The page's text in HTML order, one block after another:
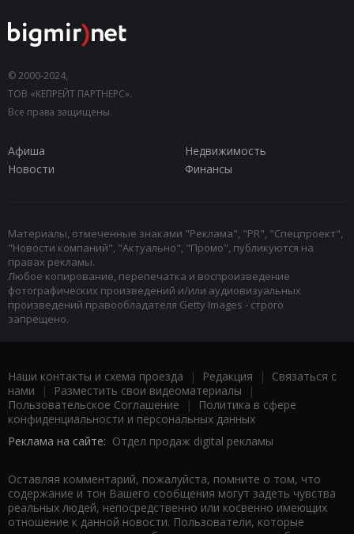
© 2000-2024,
ТОВ «КЕПРЕЙТ ПАРТНЕРС».
Все права защищены.
Афиша
Недвижимость
Новости
Финансы
Материалы, отмеченные знаками "Реклама", "PR", "Спецпроект",
"Новости компаний", "Актуально", "Промо", публикуются на
правах рекламы.
Любое копирование, перепечатка и воспроизведение
фотографических произведений и/или аудиовизуальных
произведений правообладателя Getty Images - строго
запрещено.
Наши контакты и схема проезда | Редакция | Связаться с
нами | Разместить свои видеоматериалы |
Пользовательское Соглашение |
Политика в сфере
конфиденциальности и персональных данных
Реклама на сайте: Отдел продаж digital рекламы
Оставляя комментарий, пожалуйста, помните о том, что
содержание и тон Вашего сообщения могут задеть чувства
реальных людей, непосредственно или косвенно имеющих
отношение к данной новости. Пользователи, которые